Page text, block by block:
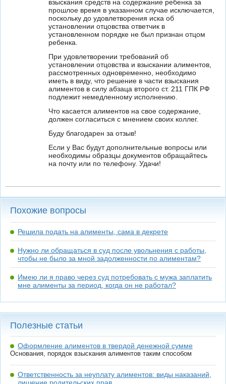
взыскания средств на содержание ребенка за
прошлое время в указанном случае исключается,
поскольку до удовлетворения иска об
установлении отцовства ответчик в
установленном порядке не был признан отцом
ребенка.
При удовлетворении требований об
установлении отцовства и взыскании алиментов,
рассмотренных одновременно, необходимо
иметь в виду, что решение в части взыскания
алиментов в силу абзаца второго ст. 211 ГПК РФ
подлежит немедленному исполнению.
Что касается алиментов на свое содержание,
должен согласиться с мнением своих коллег.
Буду благодарен за отзыв!
Если у Вас будут дополнительные вопросы или
необходимы образцы документов обращайтесь
на почту или по телефону. Удачи!
Похожие вопросы
Решила подать на алименты, сама в декрете
Нужно ли обращаться в суд после увольнения с работы,
чтобы не было за мной задолженности по алиментам?
Имею ли я право через суд потребовать с мужа заплатить
мне алименты за период, когда он не работал?
Полезные статьи
Оформление алиментов в твердой денежной сумме
Основания, порядок взыскания алиментов таким способом
Ответственность за неуплату алиментов: виды наказаний,